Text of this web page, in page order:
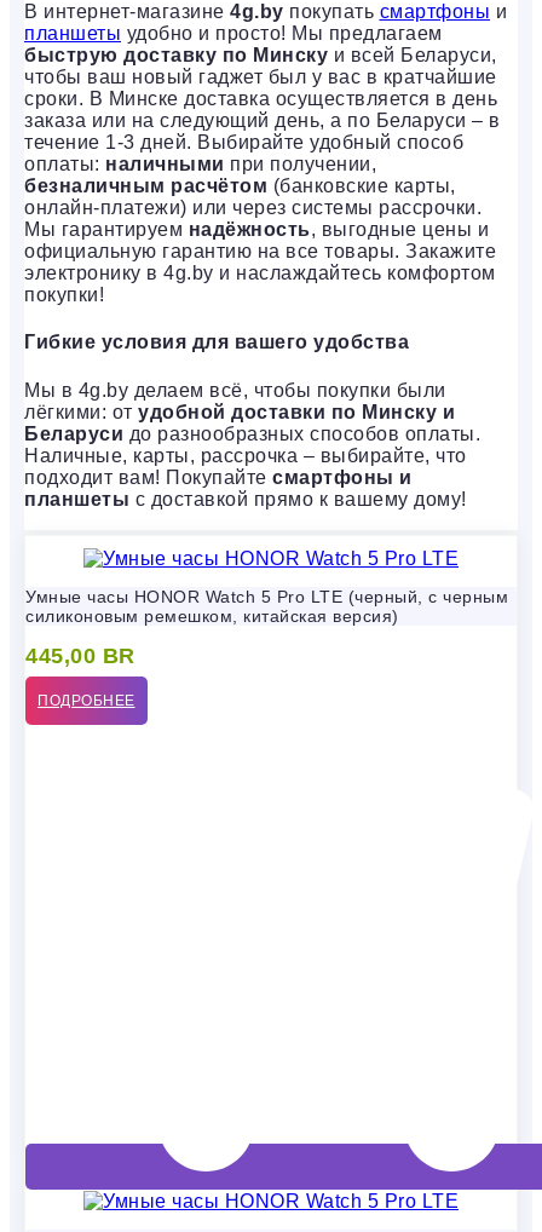
В интернет-магазине 4g.by покупать смартфоны и
планшеты удобно и просто! Мы предлагаем
быструю доставку по Минску и всей Беларуси,
чтобы ваш новый гаджет был у вас в кратчайшие
сроки. В Минске доставка осуществляется в день
заказа или на следующий день, а по Беларуси – в
течение 1-3 дней. Выбирайте удобный способ
оплаты: наличными при получении,
безналичным расчётом (банковские карты,
онлайн-платежи) или через системы рассрочки.
Мы гарантируем надёжность, выгодные цены и
официальную гарантию на все товары. Закажите
электронику в 4g.by и наслаждайтесь комфортом
покупки!
Гибкие условия для вашего удобства
Мы в 4g.by делаем всё, чтобы покупки были
лёгкими: от удобной доставки по Минску и
Беларуси до разнообразных способов оплаты.
Наличные, карты, рассрочка – выбирайте, что
подходит вам! Покупайте смартфоны и
планшеты с доставкой прямо к вашему дому!
Умные часы HONOR Watch 5 Pro LTE (черный, с черным
силиконовым ремешком, китайская версия)
445,00 BR
ПОДРОБНЕЕ